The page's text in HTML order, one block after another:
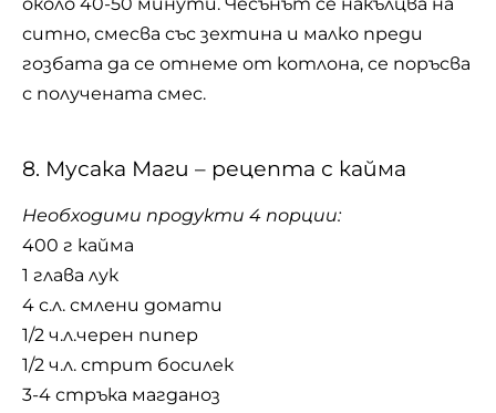
ситно, смесва със зехтина и малко преди
гозбата да се отнеме от котлона, се поръсва
с получената смес.
8. Мусака Маги – рецепта с кайма
Необходими продукти 4 порции:
400 г кайма
1 глава лук
4 с.л. смлени домати
1/2 ч.л.черен пипер
1/2 ч.л. стрит босилек
3-4 стръка магданоз